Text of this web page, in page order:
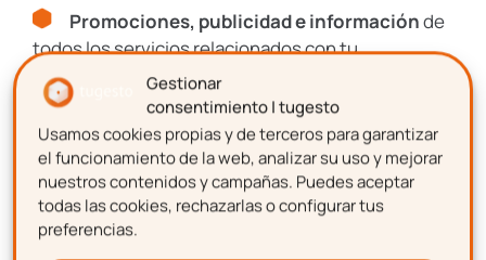
Gestionar
consentimiento | tugesto
Usamos cookies propias y de terceros para garantizar
el funcionamiento de la web, analizar su uso y mejorar
nuestros contenidos y campañas. Puedes aceptar
todas las cookies, rechazarlas o configurar tus
preferencias.
Descarga gratisla
plantilla para hacer una
nómina
Promociones, publicidad e informaciónde
todos los servicios relacionados con tu
emprendimiento.
Nombre
Apellidos